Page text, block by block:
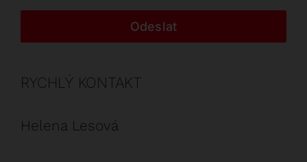
Odeslat
RYCHLÝ KONTAKT
Helena Lesová